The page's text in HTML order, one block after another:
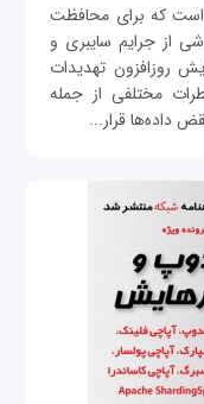
که برای محافظت
از جرایم سایبری و
روزافزون تهدیدات
مختلفی از جمله